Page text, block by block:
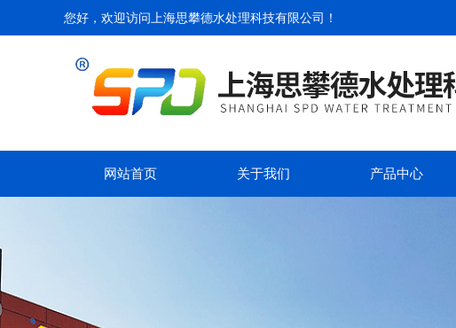
您好，欢迎访问 上海思攀德水处理科技有限公司 ！
网站首页 关于我们 产品中心